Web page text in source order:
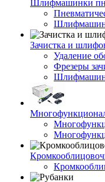
Шлифмашинки
Зачистка и
Удаление
Фрезеры